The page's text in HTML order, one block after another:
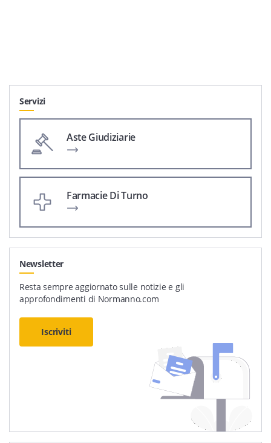
Servizi
Aste Giudiziarie
Farmacie Di Turno
Newsletter
Resta sempre aggiornato sulle notizie e gli
approfondimenti di Normanno.com
Iscriviti